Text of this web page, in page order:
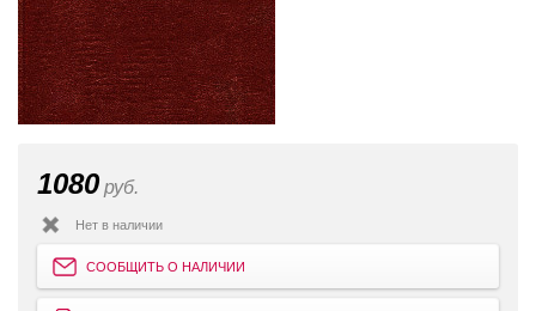
1080 руб.
Нет в наличии
СООБЩИТЬ О НАЛИЧИИ